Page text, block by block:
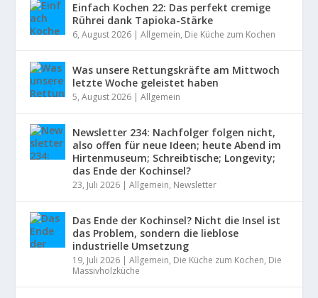
Einfach Kochen 22: Das perfekt cremige
Rührei dank Tapioka-Stärke
6, August 2026 |Allgemein, Die Küche zum Kochen
Was unsere Rettungskräfte am Mittwoch
letzte Woche geleistet haben
5, August 2026 |Allgemein
Newsletter 234: Nachfolger folgen nicht,
also offen für neue Ideen; heute Abend im
Hirtenmuseum; Schreibtische; Longevity;
das Ende der Kochinsel?
23, Juli 2026 |Allgemein, Newsletter
Das Ende der Kochinsel? Nicht die Insel ist
das Problem, sondern die lieblose
industrielle Umsetzung
19, Juli 2026 |Allgemein, Die Küche zum Kochen, Die
Massivholzküche